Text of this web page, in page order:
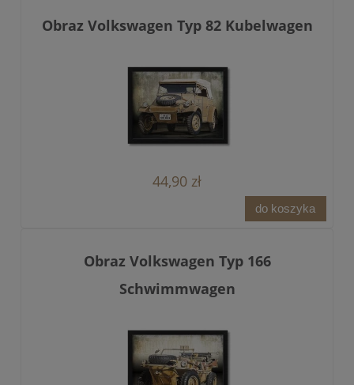
Obraz Volkswagen Typ 82 Kubelwagen
44,90 zł
do koszyka
Obraz Volkswagen Typ 166
Schwimmwagen